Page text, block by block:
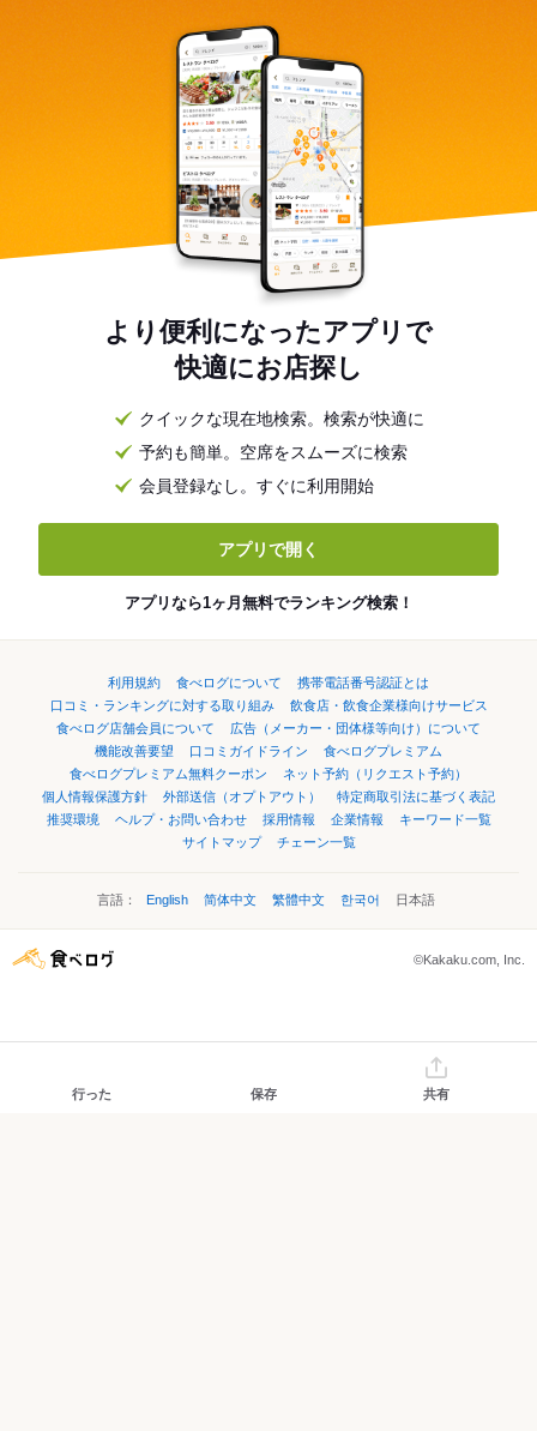
より便利になったアプリで
快適にお店探し
クイックな現在地検索。検索が快適に
予約も簡単。空席をスムーズに検索
会員登録なし。すぐに利用開始
アプリで開く
アプリなら1ヶ月無料でランキング検索！
利用規約 食べログについて
携帯電話番号認証とは
口コミ・ランキングに対する取り組み
飲食店・飲食企業様向けサービス
食べログ店舗会員について
広告（メーカー・団体様等向け）について
機能改善要望
口コミガイドライン
食べログプレミアム
食べログプレミアム無料クーポン
ネット予約（リクエスト予約）
個人情報保護方針
外部送信（オプトアウト）
特定商取引法に基づく表記
推奨環境
ヘルプ・お問い合わせ 採用情報 企業情報
キーワード一覧
サイトマップ
チェーン一覧
言語： English 简体中文 繁體中文 한국어 日本語
©Kakaku.com, Inc.
行った 保存 共有